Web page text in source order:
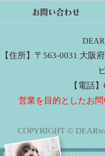
お問い合わせ
【住所】〒563-0031 大阪
【電話
営業を目的としたお問
COPYRIGHT ©